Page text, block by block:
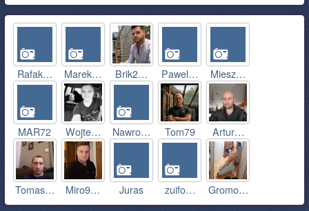
Rafak… Marek… Brik2… Pawel… Miesz…
MAR72 Wojte… Nawro… Tom79 Artur…
Tomas… Miro9… Juras zuifo… Gromo…